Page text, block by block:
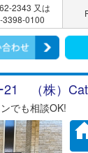
2343 又は
0100
21 （株）
でも相談OK!